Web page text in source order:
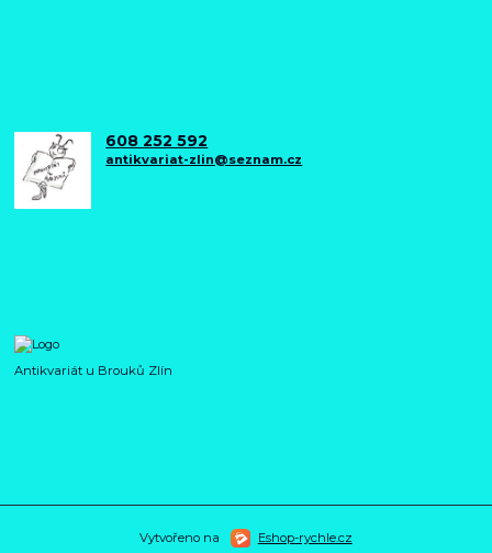
608 252 592
antikvariat-zlin@seznam.cz
Antikvariát u Brouků Zlín
Vytvořeno na Eshop-rychle.cz